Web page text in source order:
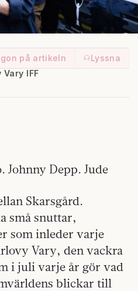
på artikeln
Lyssna
IFF
Johnny Depp. Jude
Skarsgård.
små snuttar,
som inleder varje
Vary, den vackra
i juli varje år gör vad
blickar till